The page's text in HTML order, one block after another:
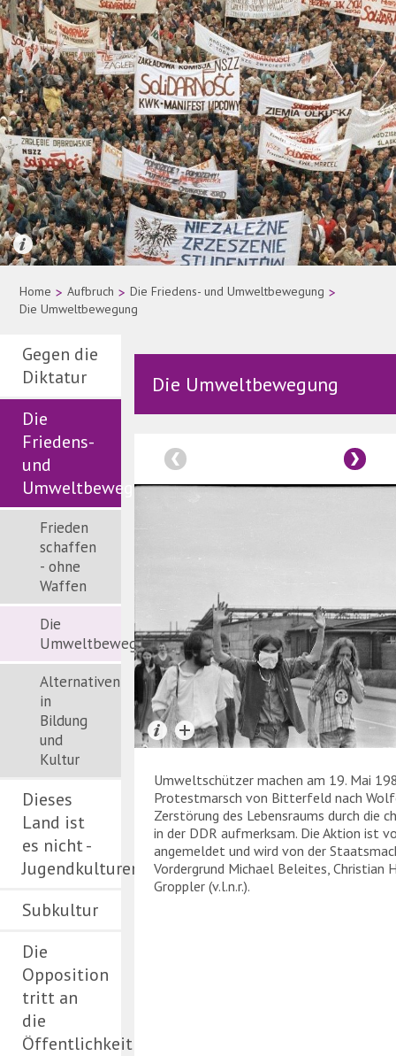
Home > Aufbruch > Die Friedens- und Umweltbewegung >
Die Umweltbewegung
Gegen die
Diktatur
Die
Friedens-
und
Umweltbewegung
Frieden
schaffen
- ohne
Waffen
Die
Umweltbewegung
Alternativen
in
Bildung
und
Kultur
Dieses
Land ist
es nicht -
Jugendkulturen
Subkultur
Die
Opposition
tritt an
die
Öffentlichkeit
Die Umweltbewegung
Umweltschützer machen am 19. Mai
Protestmarsch von Bitterfeld nach
Zerstörung des Lebensraums durch die
in der DDR aufmerksam. Die Aktion ist
angemeldet und wird von der
Vordergrund Michael Beleites, Christian
Groppler (v.l.n.r.).